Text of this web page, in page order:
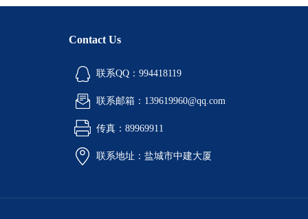
Contact Us
联系QQ：994418119
联系邮箱：139619960@qq.com
传真：89969911
联系地址：盐城市中建大厦